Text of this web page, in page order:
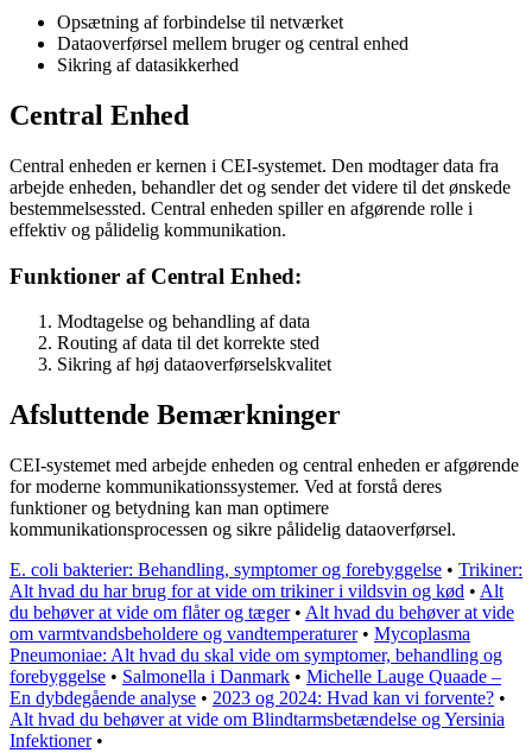
Opsætning af forbindelse til netværket
Dataoverførsel mellem bruger og central enhed
Sikring af datasikkerhed
Central Enhed
Central enheden er kernen i CEI-systemet. Den modtager data fra
arbejde enheden, behandler det og sender det videre til det ønskede
bestemmelsessted. Central enheden spiller en afgørende rolle i
effektiv og pålidelig kommunikation.
Funktioner af Central Enhed:
Modtagelse og behandling af data
Routing af data til det korrekte sted
Sikring af høj dataoverførselskvalitet
Afsluttende Bemærkninger
CEI-systemet med arbejde enheden og central enheden er afgørende
for moderne kommunikationssystemer. Ved at forstå deres
funktioner og betydning kan man optimere
kommunikationsprocessen og sikre pålidelig dataoverførsel.
E. coli bakterier: Behandling, symptomer og forebyggelse • Trikiner:
Alt hvad du har brug for at vide om trikiner i vildsvin og kød • Alt
du behøver at vide om flåter og tæger• Alt hvad du behøver at vide
om varmtvandsbeholdere og vandtemperaturer• Mycoplasma
Pneumoniae: Alt hvad du skal vide om symptomer, behandling og
forebyggelse • Salmonella i Danmark • Michelle Lauge Quaade –
En dybdegående analyse • 2023 og 2024: Hvad kan vi forvente? •
Alt hvad du behøver at vide om Blindtarmsbetændelse og Yersinia
Infektioner•